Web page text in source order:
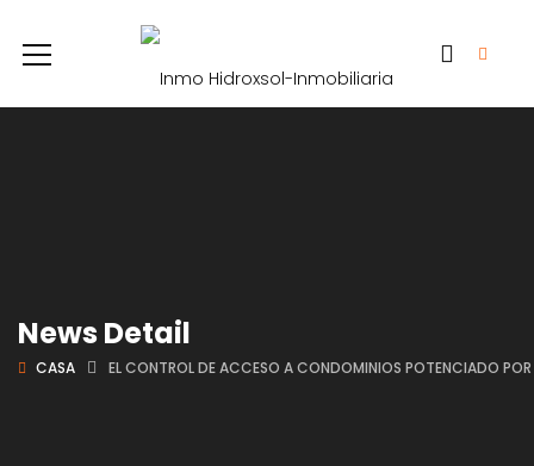
News Detail
CASA EL CONTROL DE ACCESO A CONDOMINIOS POTENCIADO